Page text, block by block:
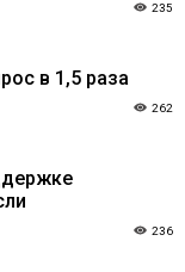
235
в 1,5 раза
262
236